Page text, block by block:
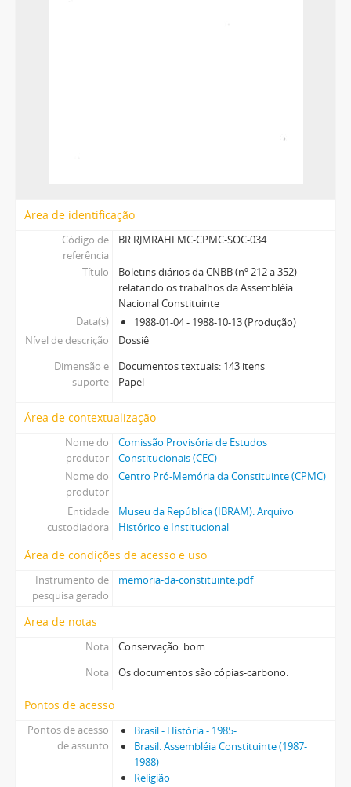
Área de identificação
Código de
referência
BR RJMRAHI MC-CPMC-SOC-034
Título
Boletins diários da CNBB (nº 212 a 352)
relatando os trabalhos da Assembléia
Nacional Constituinte
Data(s)
1988-01-04 - 1988-10-13 (Produção)
Nível de descrição
Dossiê
Dimensão e
suporte
Documentos textuais: 143 itens
Papel
Área de contextualização
Nome do
produtor
Comissão Provisória de Estudos
Constitucionais (CEC)
Nome do
produtor
Centro Pró-Memória da Constituinte (CPMC)
Entidade
custodiadora
Museu da República (IBRAM). Arquivo
Histórico e Institucional
Área de condições de acesso e uso
Instrumento de
pesquisa gerado
memoria-da-constituinte.pdf
Área de notas
Nota
Conservação: bom
Nota
Os documentos são cópias-carbono.
Pontos de acesso
Pontos de acesso
de assunto
Brasil - História - 1985-
Brasil. Assembléia Constituinte (1987-
1988)
Religião